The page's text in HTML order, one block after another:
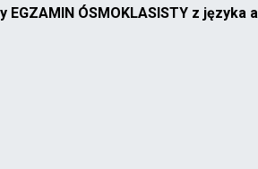
EGZAMIN ÓSMOKLASISTY z języka